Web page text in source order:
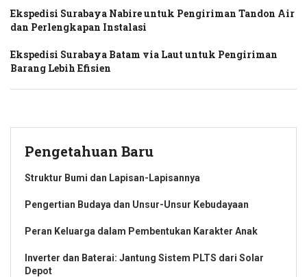
Ekspedisi Surabaya Nabire untuk Pengiriman Tandon Air
dan Perlengkapan Instalasi
Ekspedisi Surabaya Batam via Laut untuk Pengiriman
Barang Lebih Efisien
Pengetahuan Baru
Struktur Bumi dan Lapisan-Lapisannya
Pengertian Budaya dan Unsur-Unsur Kebudayaan
Peran Keluarga dalam Pembentukan Karakter Anak
Inverter dan Baterai: Jantung Sistem PLTS dari Solar
Depot